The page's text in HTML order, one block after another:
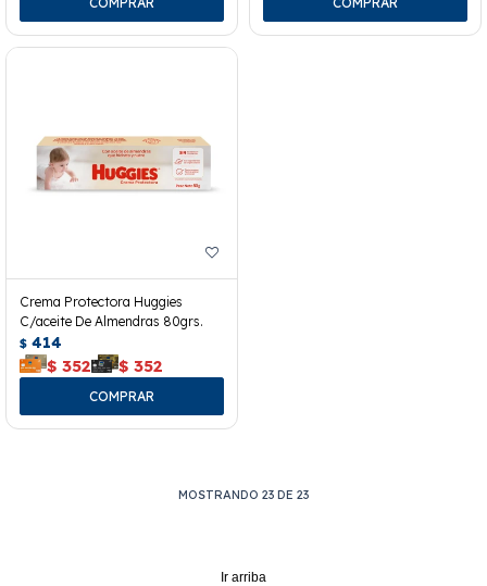
Crema Protectora Huggies
C/aceite De Almendras 80grs.
$ 414
$ 352 $ 352
MOSTRANDO 23 DE 23
Ir arriba